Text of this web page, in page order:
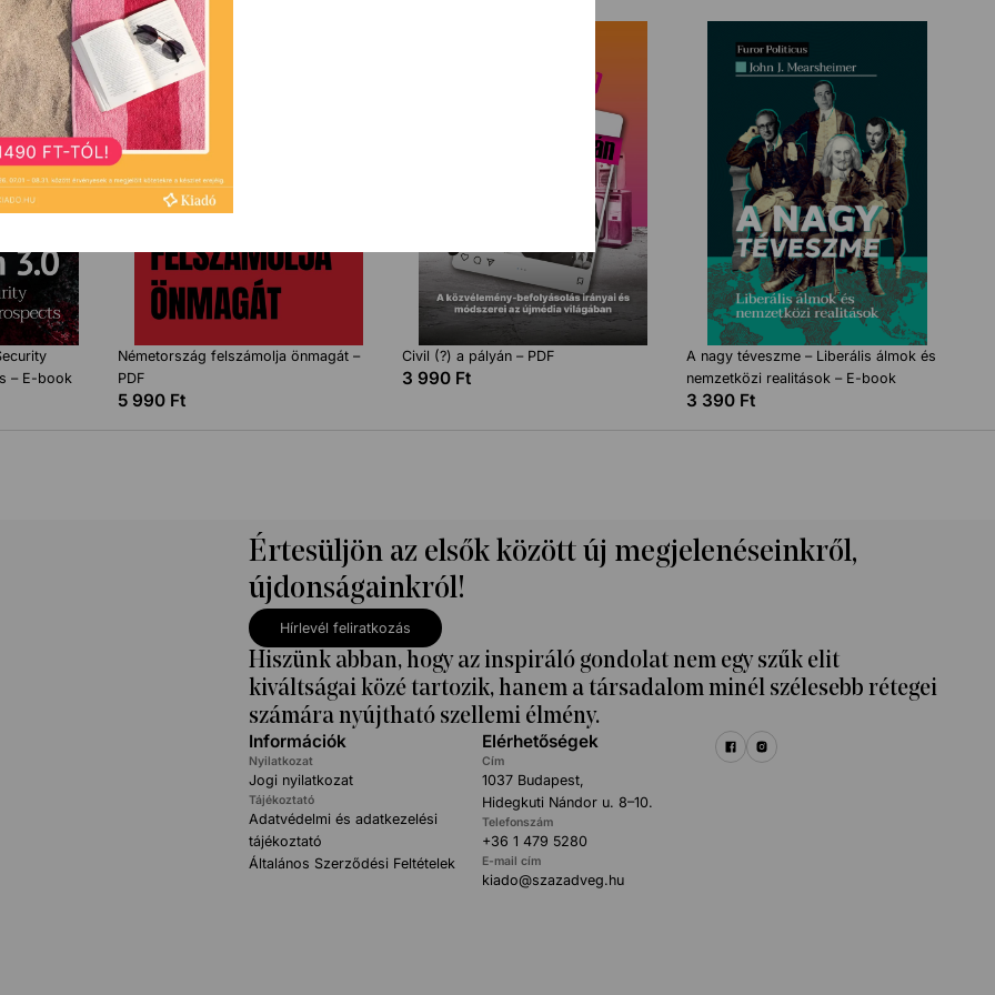
– E-book
Németország felszámolja önmagát –
PDF
5 990 Ft
Civil (?) a pályán – PDF
3 990 Ft
A nagy téveszme – Liberális álmok és
nemzetközi realitások – E-book
3 390 Ft
Értesüljön az elsők között új megjelenéseinkről,
újdonságainkról!
Hírlevél feliratkozás
Hiszünk abban, hogy az inspiráló gondolat nem egy szűk elit
kiváltságai közé tartozik, hanem a társadalom minél szélesebb rétegei
számára nyújtható szellemi élmény.
Információk
Nyilatkozat
Jogi nyilatkozat
Tájékoztató
Adatvédelmi és adatkezelési
tájékoztató
Általános Szerződési Feltételek
Elérhetőségek
Cím
1037 Budapest,
Hidegkuti Nándor u. 8–10.
Telefonszám
+36 1 479 5280
E-mail cím
kiado@szazadveg.hu